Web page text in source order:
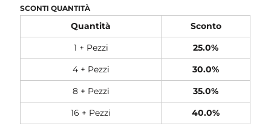
SCONTI QUANTITÀ
Quantità
Sconto
1 + Pezzi
25.0%
4 + Pezzi
30.0%
8 + Pezzi
35.0%
16 + Pezzi
40.0%